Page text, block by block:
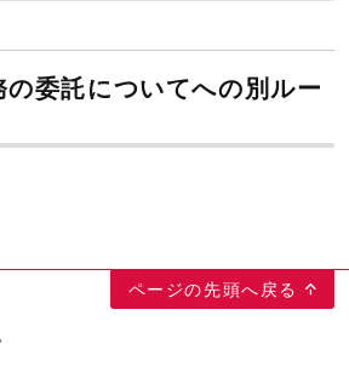
の委託についてへの別ルー
ページの先頭へ戻る